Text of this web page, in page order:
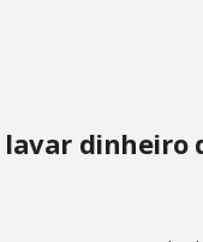
dinheiro